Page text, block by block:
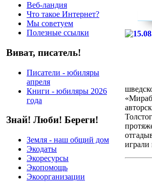
Веб-ландия
Что такое Интернет?
Мы советуем
Полезные ссылки
Виват, писатель!
Писатели - юбиляры
апреля
Книги - юбиляры 2026
года
Знай! Люби! Береги!
Земля - наш общий дом
Экодаты
Экоресурсы
Экопомощь
Экоорганизации